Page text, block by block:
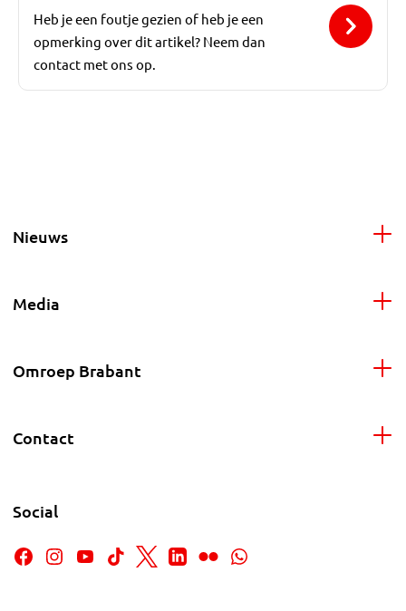
Heb je een foutje gezien of heb je een
opmerking over dit artikel? Neem dan
contact met ons op.
Nieuws
Media
Omroep Brabant
Contact
Social